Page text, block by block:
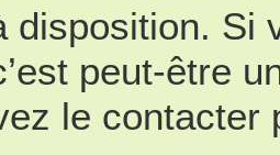
disposition. Si
peut-être
le contacter